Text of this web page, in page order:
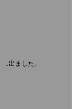
↓出ました。